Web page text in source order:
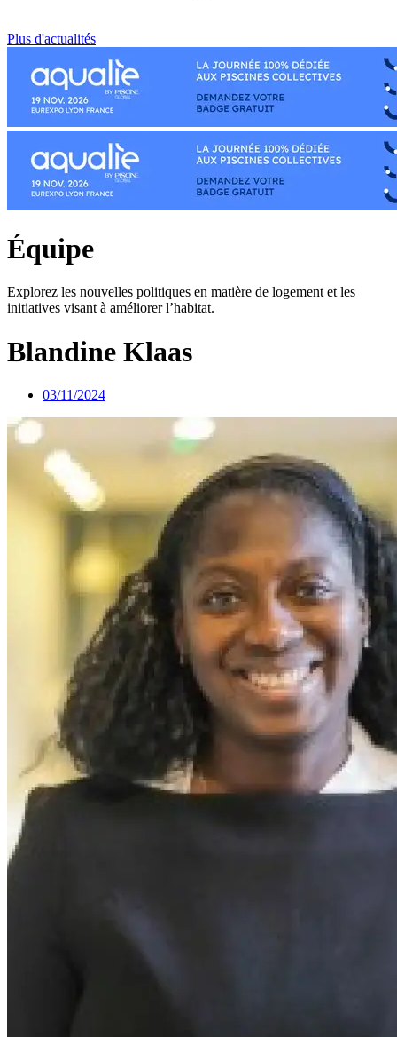
Plus d'actualités
Équipe
Explorez les nouvelles politiques en matière de logement et les
initiatives visant à améliorer l’habitat.
Blandine Klaas
03/11/2024